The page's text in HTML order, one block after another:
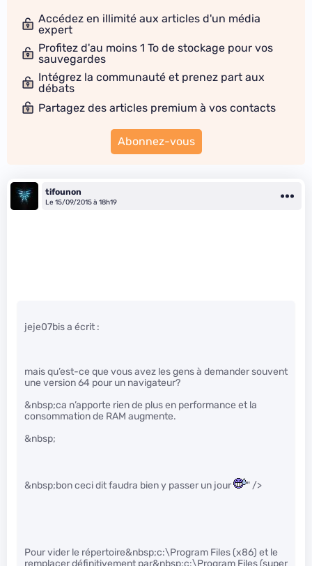
Accédez en illimité aux articles d'un média
expert
Profitez d'au moins 1 To de stockage pour vos
sauvegardes
Intégrez la communauté et prenez part aux
débats
Partagez des articles premium à vos contacts
Abonnez-vous
tifounon
Le 15/09/2015 à 18h19
jeje07bis a écrit :
mais qu’est-ce que vous avez les gens à demander souvent
une version 64 pour un navigateur?
&nbsp;ca n’apporte rien de plus en performance et la
consommation de RAM augmente.
&nbsp;
&nbsp;bon ceci dit faudra bien y passer un jour " />
Pour vider le répertoire&nbsp;c:\Program Files (x86) et le